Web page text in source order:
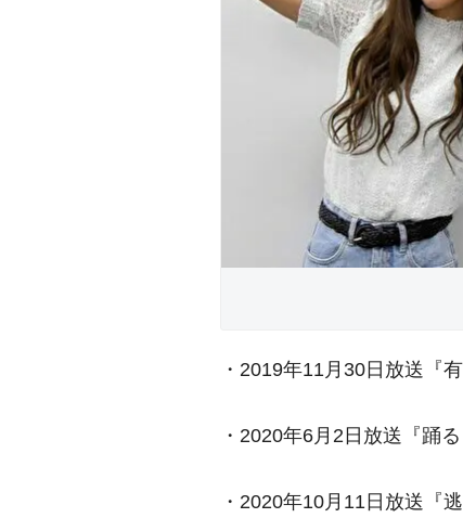
・2019年11月30日放送『
・2020年6月2日放送『踊
・2020年10月11日放送『